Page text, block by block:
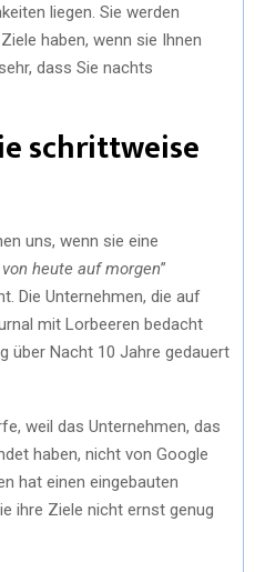
liegen. Sie werden
haben, wenn sie Ihnen
dass Sie nachts
schrittweise
uns, wenn sie eine
heute auf morgen”
Die Unternehmen, die auf
mit Lorbeeren bedacht
über Nacht 10 Jahre gedauert
weil das Unternehmen, das
haben, nicht von Google
hat einen eingebauten
ihre Ziele nicht ernst genug